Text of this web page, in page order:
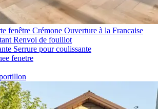
fenêtre
Crémone Ouverture à la Francaise
Renvoi de fouillot
Serrure pour coulissante
fenetre